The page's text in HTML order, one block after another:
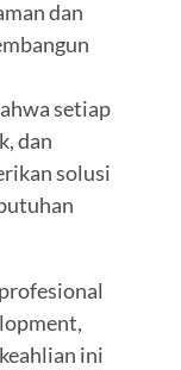
dan
setiap
dan
solusi
ini